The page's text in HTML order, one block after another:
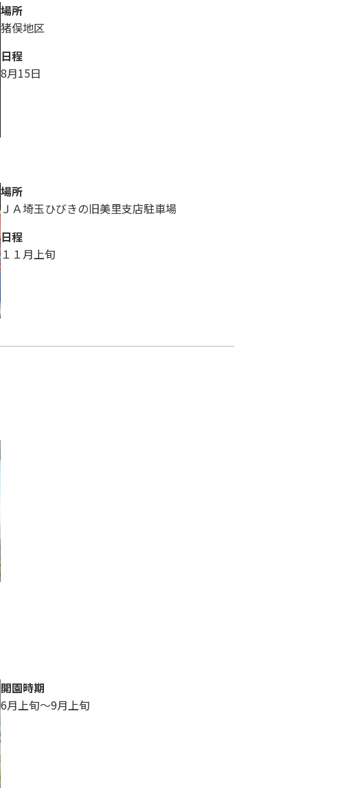
場所
猪俣地区
日程
8月15日
場所
ＪＡ埼玉ひびきの旧美里支店駐車場
日程
１１月上旬
開園時期
6月上旬～9月上旬